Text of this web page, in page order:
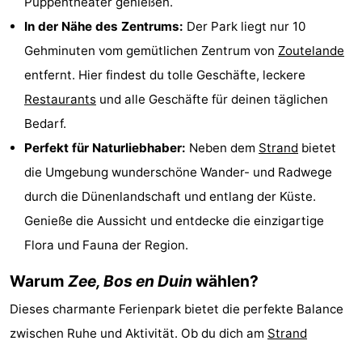
Galerien
-
Denkmäler
Kirchen
Leuchtturme
Aussichtspunkte
Attraktionen
Spielplätze
Indoor-
-
In der Nähe des Zentrums: Der Park liegt nur 10
Gehminuten vom gemütlichen Zentrum von Zoutelande
entfernt. Hier findest du tolle Geschäfte, leckere
Restaurants und alle Geschäfte für deinen täglichen
Bedarf.
Perfekt für Naturliebhaber: Neben dem Strand bietet
die Umgebung wunderschöne Wander- und Radwege
durch die Dünenlandschaft und entlang der Küste.
Genieße die Aussicht und entdecke die einzigartige
Flora und Fauna der Region.
Warum Zee, Bos en Duin wählen?
Dieses charmante Ferienpark bietet die perfekte Balance
zwischen Ruhe und Aktivität. Ob du dich am Strand